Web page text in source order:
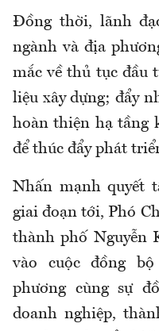
Đồng thời, lãnh
ngành và địa
mắc về thủ tục đầu
liệu xây dựng; đẩy
hoàn thiện hạ tầng
để thúc đẩy phát
Nhấn mạnh quyết
giai đoạn tới, Phó
thành phố Nguyễn
vào cuộc đồng
phương cùng sự
doanh nghiệp,